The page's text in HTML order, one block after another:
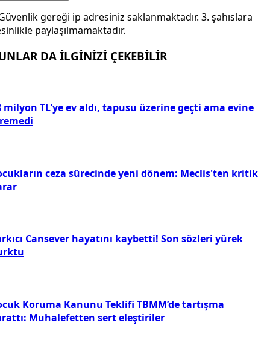
gereği ip adresiniz saklanmaktadır. 3. şahıslara
paylaşılmamaktadır.
DA İLGİNİZİ ÇEKEBİLİR
milyon TL'ye ev aldı, tapusu üzerine geçti ama evine
ceza sürecinde yeni dönem: Meclis'ten kritik
Cansever hayatını kaybetti! Son sözleri yürek
Koruma Kanunu Teklifi TBMM’de tartışma
Muhalefetten sert eleştiriler